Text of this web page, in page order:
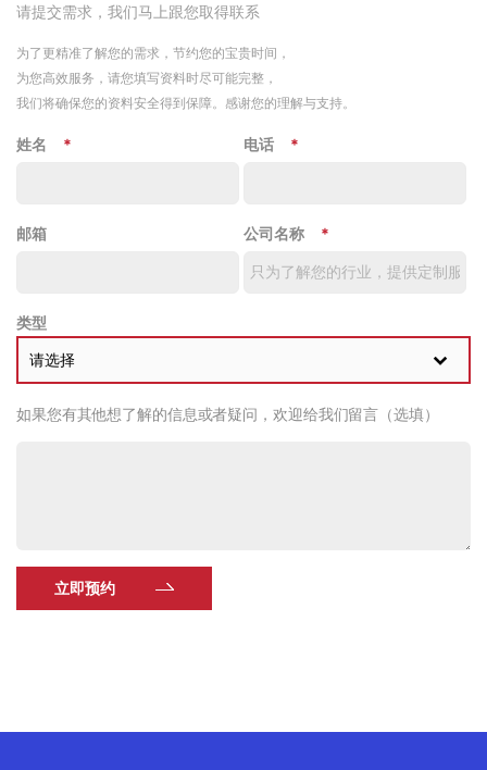
请提交需求，我们马上跟您取得联系
为了更精准了解您的需求，节约您的宝贵时间，
为您高效服务，请您填写资料时尽可能完整，
我们将确保您的资料安全得到保障。感谢您的理解与支持。
姓名 * 电话 *
邮箱 公司名称 *
类型
请选择
如果您有其他想了解的信息或者疑问，欢迎给我们留言（选填）
立即预约